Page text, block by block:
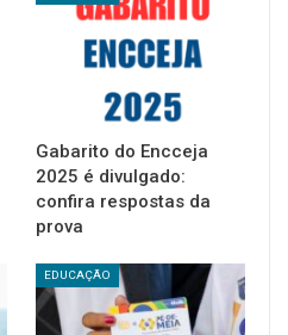
Gabarito do Encceja
2025 é divulgado:
confira respostas da
prova
EDUCAÇÃO